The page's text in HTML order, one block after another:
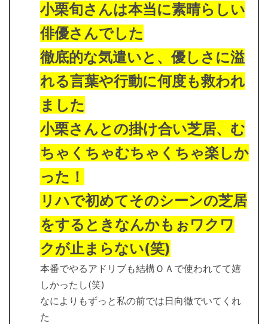
小栗旬さんは本当に素晴らしい
俳優さんでした
徹底的な気遣いと、優しさに溢
れる言葉や行動に何度も救われ
ました
小栗さんとの掛け合い芝居、む
ちゃくちゃむちゃくちゃ楽しか
った！
リハで初めてそのシーンの芝居
をするときなんかもぉワクワ
クが止まらない(笑)
本番でやるアドリブも結構ＯＡで使われてて嬉
しかったし(笑)
なによりもずっと私の前では日向徹でいてくれ
た